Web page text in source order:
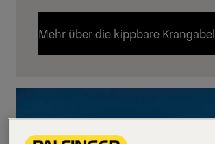
Mehr über die kippbare Krangabel